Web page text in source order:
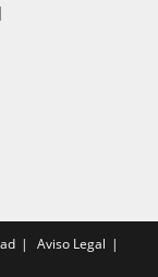
Aviso Legal